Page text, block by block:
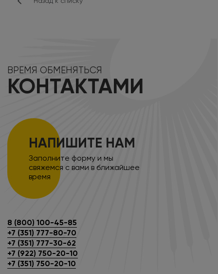
ВРЕМЯ ОБМЕНЯТЬСЯ
КОНТАКТАМИ
НАПИШИТЕ НАМ
Заполните форму и мы
свяжемся с вами в ближайшее
время
8 (800) 100-45-85
+7 (351) 777-80-70
+7 (351) 777-30-62
+7 (922) 750-20-10
+7 (351) 750-20-10